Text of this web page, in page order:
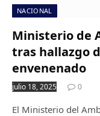
NACIONAL
Ministerio de
tras hallazgo
envenenado
julio 18, 2025 0
El Ministerio del